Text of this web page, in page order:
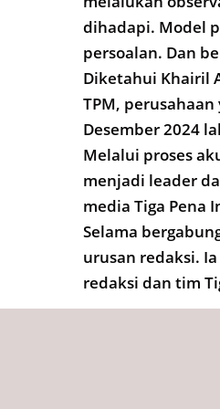
dihadapi. Model
persoalan. Dan
Diketahui Khairil
TPM,
Desember 2024
Melalui proses
menjadi leader
media Tiga Pena
Selama
urusan redaksi.
redaksi dan tim